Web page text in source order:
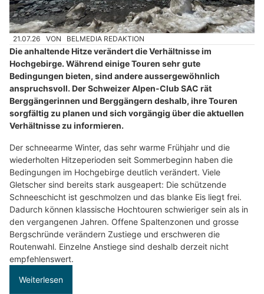
21.07.26 VON BELMEDIA REDAKTION
Die anhaltende Hitze verändert die Verhältnisse im
Hochgebirge. Während einige Touren sehr gute
Bedingungen bieten, sind andere aussergewöhnlich
anspruchsvoll. Der Schweizer Alpen-Club SAC rät
Berggängerinnen und Berggängern deshalb, ihre Touren
sorgfältig zu planen und sich vorgängig über die aktuellen
Verhältnisse zu informieren.
Der schneearme Winter, das sehr warme Frühjahr und die
wiederholten Hitzeperioden seit Sommerbeginn haben die
Bedingungen im Hochgebirge deutlich verändert. Viele
Gletscher sind bereits stark ausgeapert: Die schützende
Schneeschicht ist geschmolzen und das blanke Eis liegt frei.
Dadurch können klassische Hochtouren schwieriger sein als in
den vergangenen Jahren. Offene Spaltenzonen und grosse
Bergschründe verändern Zustiege und erschweren die
Routenwahl. Einzelne Anstiege sind deshalb derzeit nicht
empfehlenswert.
Weiterlesen